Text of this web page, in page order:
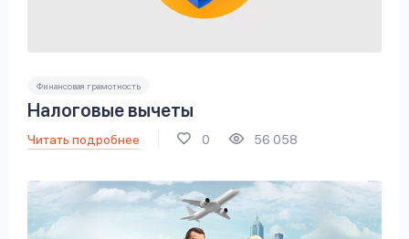
Финансовая грамотность
Налоговые вычеты
Читать подробнее 0 56 058